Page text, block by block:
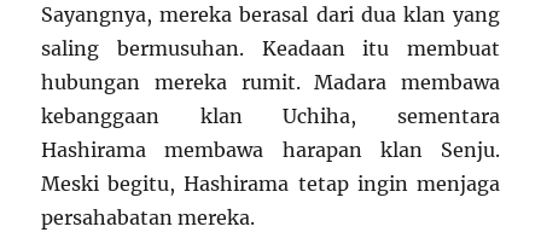
Sayangnya, mereka berasal dari dua klan yang
saling bermusuhan. Keadaan itu membuat
hubungan mereka rumit. Madara membawa
kebanggaan klan Uchiha, sementara
Hashirama membawa harapan klan Senju.
Meski begitu, Hashirama tetap ingin menjaga
persahabatan mereka.